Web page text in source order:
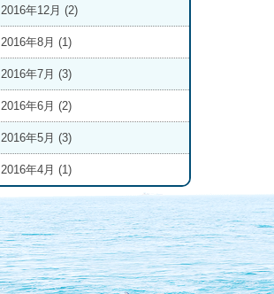
2016年12月 (2)
2016年8月 (1)
2016年7月 (3)
2016年6月 (2)
2016年5月 (3)
2016年4月 (1)